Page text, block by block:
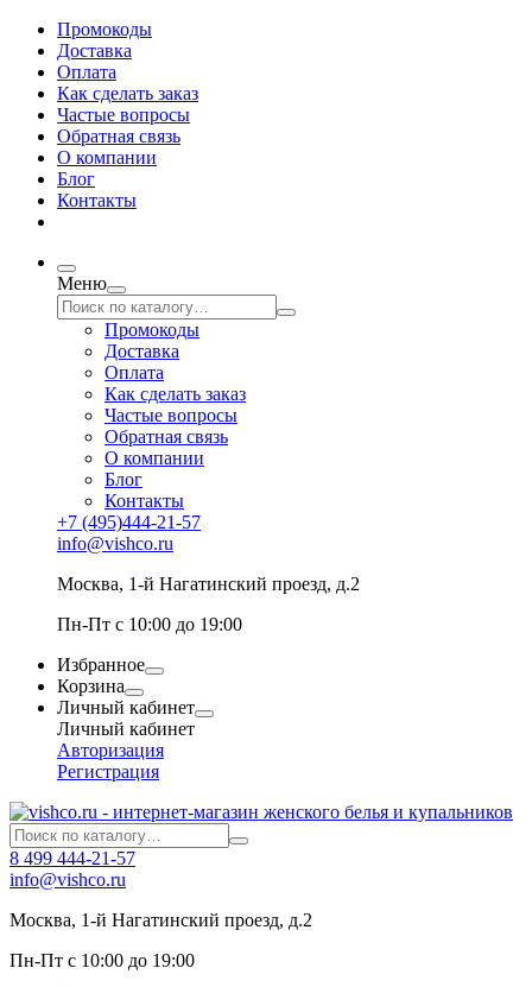
Промокоды
Доставка
Оплата
Как сделать заказ
Частые вопросы
Обратная связь
О компании
Блог
Контакты
Меню
Промокоды
Доставка
Оплата
Как сделать заказ
Частые вопросы
Обратная связь
О компании
Блог
Контакты
+7 (495)444-21-57
info@vishco.ru
Москва, 1-й Нагатинский проезд, д.2
Пн-Пт с 10:00 до 19:00
Избранное
Корзина
Личный кабинет
Личный кабинет
Авторизация
Регистрация
8 499 444-21-57
info@vishco.ru
Москва, 1-й Нагатинский проезд, д.2
Пн-Пт с 10:00 до 19:00